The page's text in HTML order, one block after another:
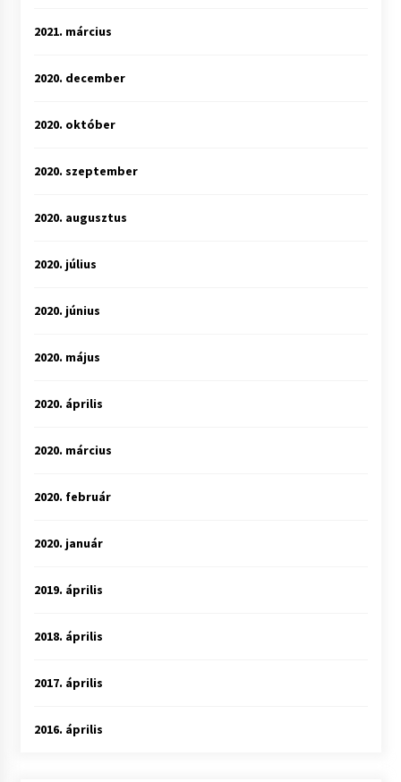
2021. március
2020. december
2020. október
2020. szeptember
2020. augusztus
2020. július
2020. június
2020. május
2020. április
2020. március
2020. február
2020. január
2019. április
2018. április
2017. április
2016. április